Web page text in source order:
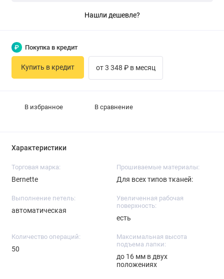
Нашли дешевле?
В избранное В сравнение
₽ Покупка в кредит
Купить в кредит от 3 348 ₽ в месяц
Характеристики
Торговая марка:
Bernette
Прошиваемые материалы:
Для всех типов тканей:
Выполнение петель:
автоматическая
Увеличенная рабочая
поверхность:
есть
Количество операций:
50
Максимальная высота
подъема лапки:
до 16 мм в двух
положениях